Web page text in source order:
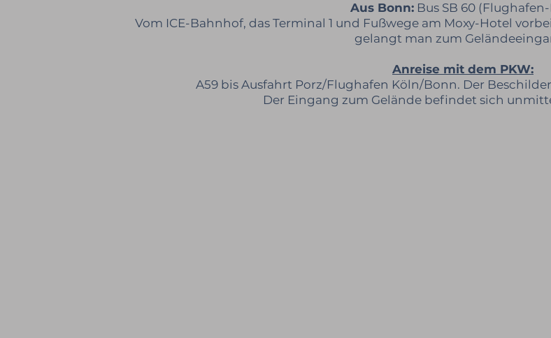
Aus Bonn:Bus SB 60 (Flughafen-
Vom ICE-Bahnhof, das Terminal 1 und Fußwege am Moxy-Hotel
gelangt man zum
Anreise mit dem PKW:
A59 bis Ausfahrt Porz/Flughafen Köln/Bonn. Der
Der Eingang zum Gelände befindet sich